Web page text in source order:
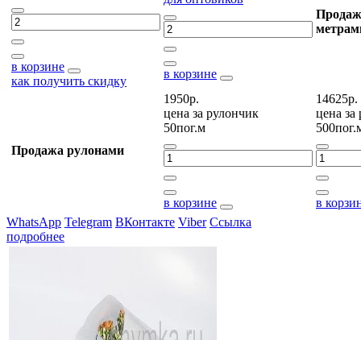
в корзине
как получить скидку
в корзине
Продажа рулонами
1950р.
цена за рулончик
50пог.м
в корзине
14625р.
цена за
в
WhatsApp Telegram ВКонтакте Viber Ссылка
подробнее